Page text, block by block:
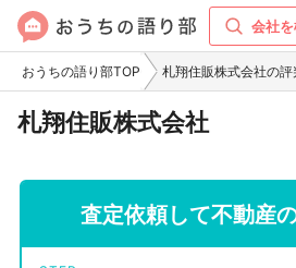
会社
おうちの語り部TOP 札翔住販株式会社の評
札翔住販株式会社
査定依頼して不動産